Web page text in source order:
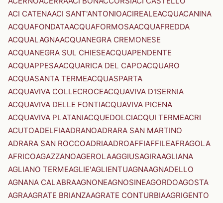
ACI CATENAACI SANT'ANTONIOACIREALEACQUACANINA
ACQUAFONDATAACQUAFORMOSAACQUAFREDDA
ACQUALAGNAACQUANEGRA CREMONESE
ACQUANEGRA SUL CHIESEACQUAPENDENTE
ACQUAPPESAACQUARICA DEL CAPOACQUARO
ACQUASANTA TERMEACQUASPARTA
ACQUAVIVA COLLECROCEACQUAVIVA D'ISERNIA
ACQUAVIVA DELLE FONTIACQUAVIVA PICENA
ACQUAVIVA PLATANIACQUEDOLCIACQUI TERMEACRI
ACUTOADELFIAADRANOADRARA SAN MARTINO
ADRARA SAN ROCCOADRIAADROAFFIAFFILEAFRAGOLA
AFRICOAGAZZANOAGEROLAAGGIUSAGIRAAGLIANA
AGLIANO TERMEAGLIE'AGLIENTUAGNAAGNADELLO
AGNANA CALABRAAGNONEAGNOSINEAGORDOAGOSTA
AGRAAGRATE BRIANZAAGRATE CONTURBIAAGRIGENTO